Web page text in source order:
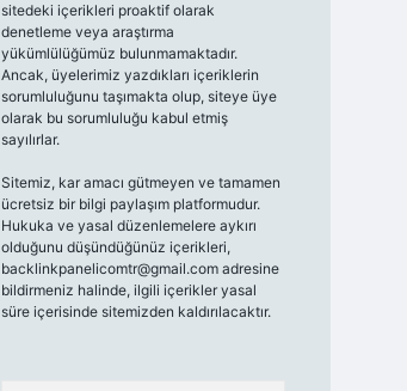
sitedeki içerikleri proaktif olarak
denetleme veya araştırma
yükümlülüğümüz bulunmamaktadır.
Ancak, üyelerimiz yazdıkları içeriklerin
sorumluluğunu taşımakta olup, siteye üye
olarak bu sorumluluğu kabul etmiş
sayılırlar.
Sitemiz, kar amacı gütmeyen ve tamamen
ücretsiz bir bilgi paylaşım platformudur.
Hukuka ve yasal düzenlemelere aykırı
olduğunu düşündüğünüz içerikleri,
backlinkpanelicomtr@gmail.comadresine
bildirmeniz halinde, ilgili içerikler yasal
süre içerisinde sitemizden kaldırılacaktır.